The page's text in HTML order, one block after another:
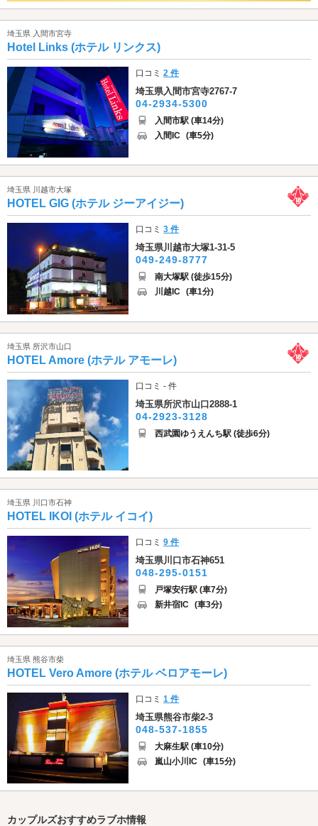
埼玉県 入間市宮寺
Hotel Links (ホテル リンクス)
口コミ2 件
埼玉県入間市宮寺2767-7
04-2934-5300
入間市駅 (車14分)
入間IC (車5分)
埼玉県 川越市大塚
HOTEL GIG (ホテル ジーアイジー)
口コミ3 件
埼玉県川越市大塚1-31-5
049-249-8777
南大塚駅 (徒歩15分)
川越IC (車1分)
埼玉県 所沢市山口
HOTEL Amore (ホテル アモーレ)
口コミ - 件
埼玉県所沢市山口2888-1
04-2923-3128
西武園ゆうえんち駅 (徒歩6分)
埼玉県 川口市石神
HOTEL IKOI (ホテル イコイ)
口コミ9 件
埼玉県川口市石神651
048-295-0151
戸塚安行駅 (車7分)
新井宿IC (車3分)
埼玉県 熊谷市柴
HOTEL Vero Amore (ホテル ベロアモーレ)
口コミ1 件
埼玉県熊谷市柴2-3
048-537-1855
大麻生駅 (車10分)
嵐山小川IC (車15分)
カップルズおすすめラブホ情報